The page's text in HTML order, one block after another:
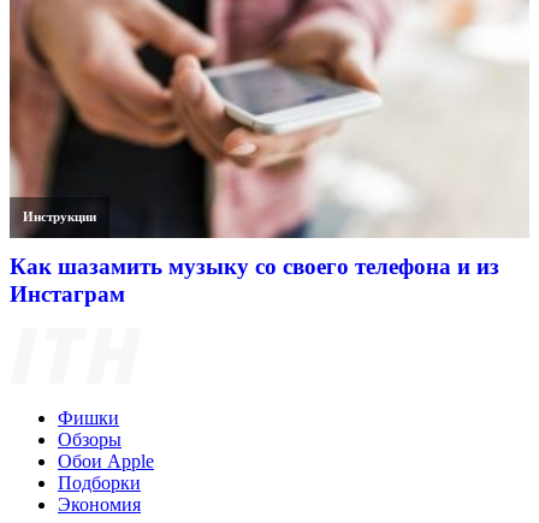
Инструкции
Как шазамить музыку со своего телефона и из
Инстаграм
Фишки
Обзоры
Обои Apple
Подборки
Экономия